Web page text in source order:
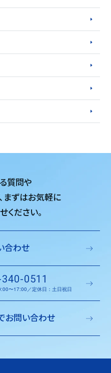
質問や
まずはお気軽に
ください。
合わせ
0511
〜17:00／定休日：土日祝日
お問い合わせ